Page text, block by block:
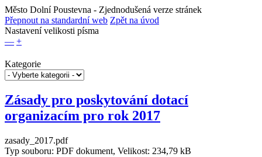
Město Dolní Poustevna - Zjednodušená verze stránek
Přepnout na standardní web Zpět na úvod
Nastavení velikosti písma
— +
Kategorie
Zásady pro poskytování dotací
organizacím pro rok 2017
zasady_2017.pdf
Typ souboru: PDF dokument, Velikost: 234,79 kB